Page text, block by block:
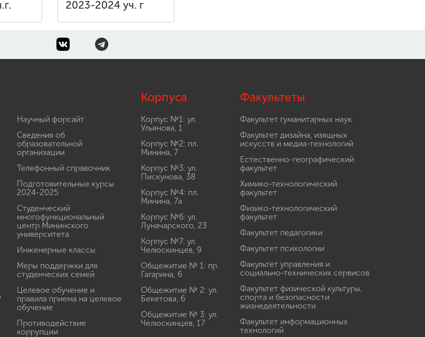
2023-2024 уч. г
Научный форсайт
Сведения об
образовательной
организации
Телефонный справочник
Подготовительные курсы
2024-2025
Студенческий
многофункциональный
центр Мининского
университета
Инженерные классы
Меры поддержки для
студенческих семей
Целевое обучение и
правила приема на целевое
обучение
Противодействие
коррупции
Корпуса
Корпус №1: ул.
Ульянова, 1
Корпус №2: пл.
Минина, 7
Корпус №3: ул.
Пискунова, 38
Корпус №4: пл.
Минина, 7а
Корпус №6: ул.
Луначарского, 23
Корпус №7: ул.
Челюскинцев, 9
Общежитие № 1: пр.
Гагарина, 6
Общежитие № 2: ул.
Бекетова, 6
Общежитие № 3: ул.
Челюскинцев, 17
Факультеты
Факультет гуманитарных наук
Факультет дизайна, изящных
искусств и медиа-технологий
Естественно-географический
факультет
Химико-технологический
факультет
Физико-технологический
факультет
Факультет педагогики
Факультет психологии
Факультет управления и
социально-технических сервисов
Факультет физической культуры,
спорта и безопасности
жизнедеятельности
Факультет информационных
технологий